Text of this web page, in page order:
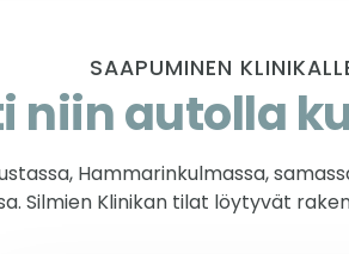
SAAPUMINEN
niin autolla
Hammarinkulmassa,
Silmien Klinikan tilat löytyvät